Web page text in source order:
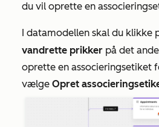
du vil oprette en
I datamodellen skal du klikke
vandrette prikker på det
oprette en associeringsetiket
vælge Opret